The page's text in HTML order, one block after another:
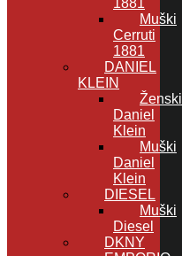
Muški
Cerruti
1881
DANIEL
KLEIN
Ženski
Daniel
Klein
Muški
Daniel
Klein
DIESEL
Muški
Diesel
DKNY